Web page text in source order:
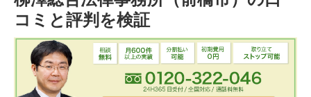
着手金無料で選ぶ
24時間年中無休で選ぶ
匿名借金相談
コミと評判を検証